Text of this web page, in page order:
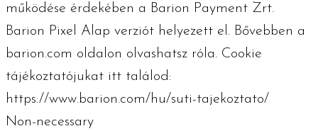
működése érdekében a Barion Payment Zrt.
Barion Pixel Alap verziót helyezett el. Bővebben a
barion.com oldalon olvashatsz róla. Cookie
tájékoztatójukat itt találod:
https://www.barion.com/hu/suti-tajekoztato/
Non-necessary